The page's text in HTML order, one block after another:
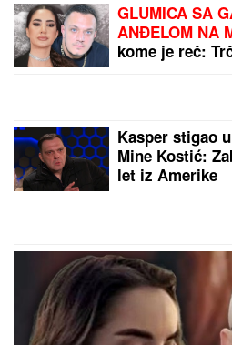
GLUMICA SA
ANĐELOM NA
kome je reč:
Kasper stigao
Mine Kostić:
let iz Amerike